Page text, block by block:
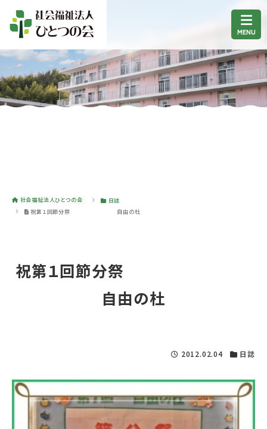
社会福祉法人ひとつの会
日誌
祝第１回節分祭 自由の杜
祝第１回節分祭
自由の杜
2012.02.04 日誌